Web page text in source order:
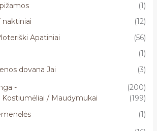
(1)
naktiniai
(12)
Apatiniai
(56)
(1)
dovana Jai
(3)
-
(200)
/ Maudymukai
(199)
(1)